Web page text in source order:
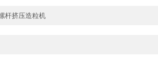
杆挤压造粒机